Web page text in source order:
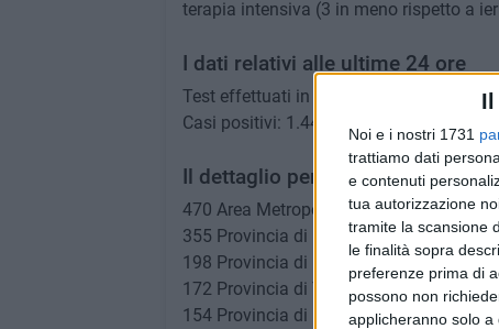
Il
Noi e i nostri 1731
trattiamo dati
e contenuti
tua autorizzazione
tramite la scansione
le finalità sopra
preferenze prima di
possono non
applicheranno solo
terapia intensiva (3 in meno rispetto a
I dati relativi alle ultime 24 ore
Test effettuati in Puglia: 9.518
Casi positivi: 1.441 (tasso di positività del
Il dettaglio per provincia dei casi
470 Area Metropolitana di Bari
355 Provincia di Lecce
198 Provincia di Brindisi
172 Provincia di Taranto
154 Provincia di Foggia